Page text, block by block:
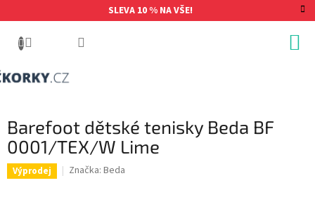
na
SLEVA 10 % NA VŠE!
Barefoot dětské tenisky Beda BF
0001/TEX/W Lime
Výprodej Značka: Beda